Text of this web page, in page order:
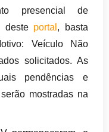
presencial de
deste portal , basta
Veículo Não
solicitados. As
pendências e
mostradas na